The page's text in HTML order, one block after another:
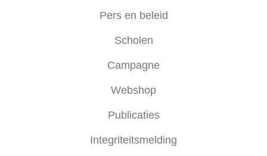
Pers en beleid
Scholen
Campagne
Webshop
Publicaties
Integriteitsmelding